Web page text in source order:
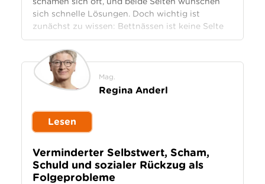
sich schnelle Lösungen. Doch wichtig ist
zunächst zu wissen: Bettnässen ist keine Selte
Mag.
Regina Anderl
Lesen
Verminderter Selbstwert, Scham,
Schuld und sozialer Rückzug als
Folgeprobleme